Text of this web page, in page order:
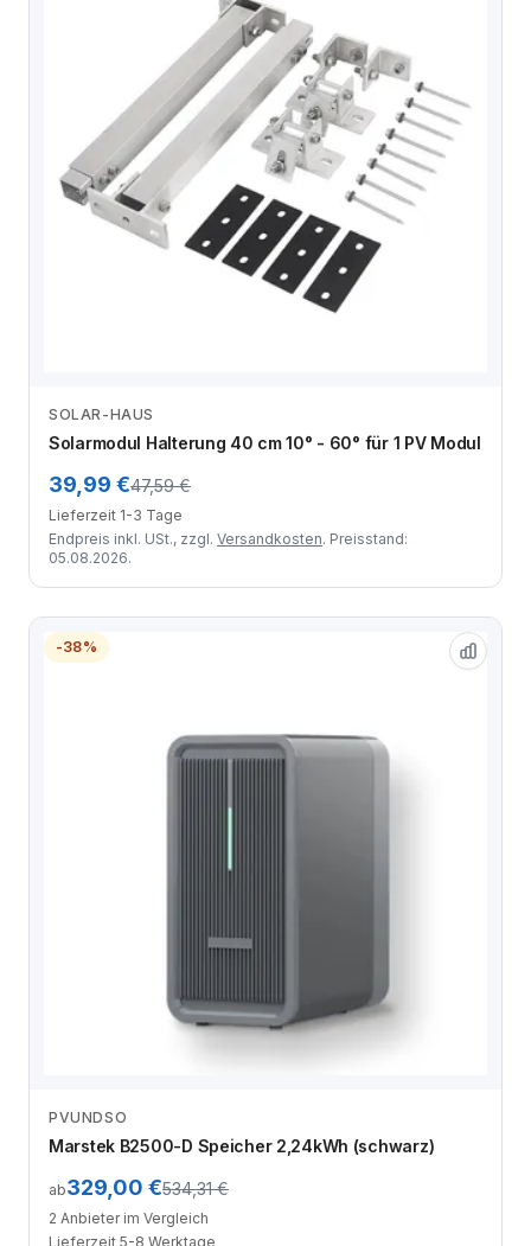
SOLAR-HAUS
Solarmodul Halterung 40 cm 10° - 60° für 1 PV Modul
39,99 €47,59 €
Lieferzeit 1-3 Tage
Endpreis inkl. USt., zzgl. Versandkosten. Preisstand:
05.08.2026.
-38%
PVUNDSO
Marstek B2500-D Speicher 2,24kWh (schwarz)
ab329,00 €534,31 €
2 Anbieter im Vergleich
Lieferzeit 5-8 Werktage